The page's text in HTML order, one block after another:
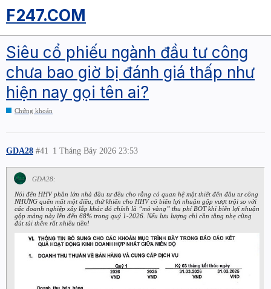
F247.COM
Siêu cổ phiếu ngành đầu tư công
chưa bao giờ bị đánh giá thấp như
hiện nay gọi tên ai?
Chứng khoán
GDA28 1 Tháng Bảy 2026 23:53
#41
GDA28:
Nói đến HHV phần lớn nhà đầu tư đều cho rằng có quan hệ mật thiết đến đầu tư công
NHƯNG quên mất một điều, thứ khiến cho HHV có biên lợi nhuận gộp vượt trội so với
các doanh nghiệp xây lắp khác đó chính là “mỏ vàng” thu phí BOT khi biên lợi nhuận
gộp mảng này lên đến 68% trong quý 1-2026. Nếu lưu lượng chỉ cần tăng nhẹ cũng
đút túi thêm rất nhiều tiền!